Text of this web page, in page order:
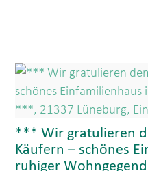
*** Wir gratulieren
Käufern – schönes
ruhiger